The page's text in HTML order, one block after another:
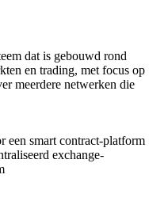
dat is gebouwd rond
en trading, met focus op
meerdere netwerken die
een smart contract-platform
exchange-